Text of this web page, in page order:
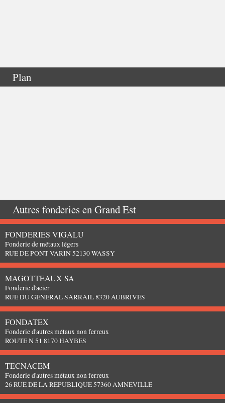
Plan
Autres fonderies enGrand Est
FONDERIES VIGALU
Fonderie de métaux légers
RUE DE PONT VARIN 52130 WASSY
MAGOTTEAUX SA
Fonderie d'acier
RUE DU GENERAL SARRAIL 8320 AUBRIVES
FONDATEX
Fonderie d'autres métaux non ferreux
ROUTE N 51 8170 HAYBES
TECNACEM
Fonderie d'autres métaux non ferreux
26 RUE DE LA REPUBLIQUE 57360 AMNEVILLE